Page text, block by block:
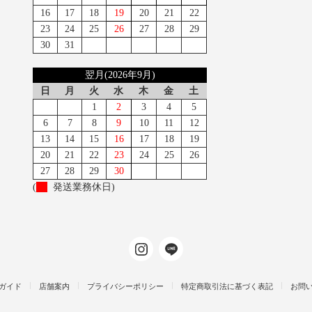
16
17 18 19 20 21
22
23
24 25 26 27 28
29
30
31
翌月(2026年9月)
日
月 火 水 木 金
土
1
2 3 4
5
6
7 8 9 10 11
12
13
14 15 16 17 18
19
20
21 22 23 24 25
26
27
28 29
30
(
発送業務休日)
イド 店舗案内 プライバシーポリシー 特定商取引法に基づく表記 お問